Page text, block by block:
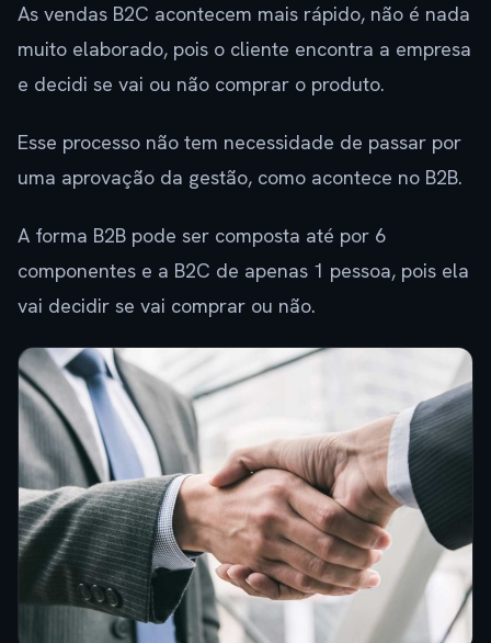
As vendas B2C acontecem mais rápido, não é nada
muito elaborado, pois o cliente encontra a empresa
e decidi se vai ou não comprar o produto.
Esse processo não tem necessidade de passar por
uma aprovação da gestão, como acontece no B2B.
A forma B2B pode ser composta até por 6
componentes e a B2C de apenas 1 pessoa, pois ela
vai decidir se vai comprar ou não.